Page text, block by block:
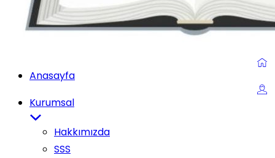
Anasayfa
Kurumsal
Hakkımızda
SSS